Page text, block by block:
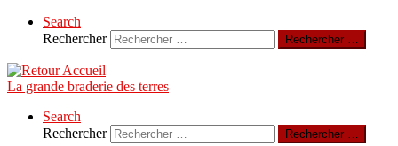
Search
Rechercher
Rechercher …
La grande braderie des terres
Search
Rechercher
Rechercher …